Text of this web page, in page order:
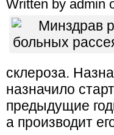
Written by admin
склероза.
назначило
предыдущие
а производит